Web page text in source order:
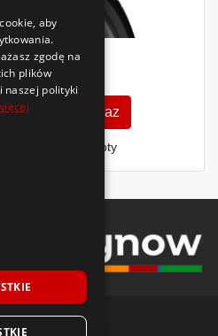
zł/szt.
Kup teraz
firm - MŚP i floty
aby
zgodę na
plików
naszej polityki